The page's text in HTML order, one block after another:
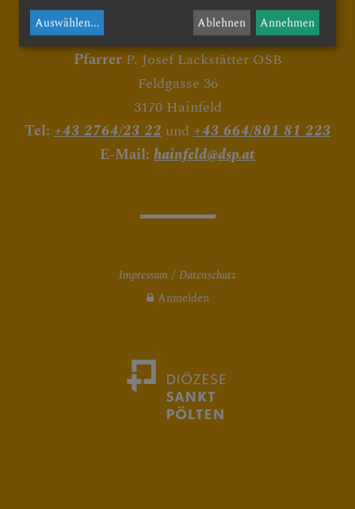
FOTOGALERIE
GRUPPEN & RUNDEN
Röm. Kath. Pfarre Hainfeld
Pfarrer P. Josef Lackstätter OSB
Feldgasse 36
3170 Hainfeld
Tel: +43 2764/23 22und+43 664/801 81 223
E-Mail: hainfeld@dsp.at
Impressum
Datenschutz
Anmelden
Auswählen... Ablehnen Annehmen